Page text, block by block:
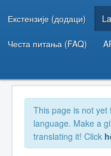
Екстензије (додаци)
Честа питања (FAQ)
This page is not yet
language. Make a
translating it! Click